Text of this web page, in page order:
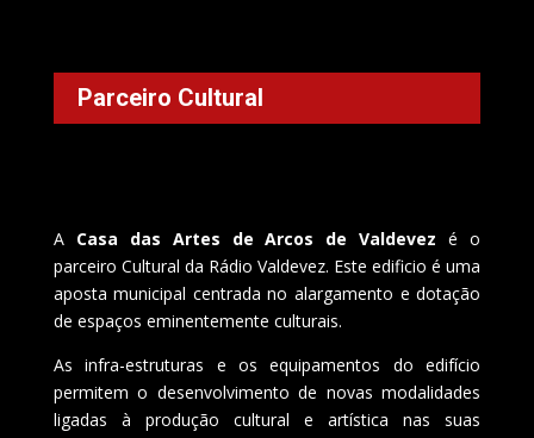
Parceiro Cultural
A Casa das Artes de Arcos de Valdevez é o
parceiro Cultural da Rádio Valdevez. Este edificio é uma
aposta municipal centrada no alargamento e dotação
de espaços eminentemente culturais.
As infra-estruturas e os equipamentos do edifício
permitem o desenvolvimento de novas modalidades
ligadas à produção cultural e artística nas suas